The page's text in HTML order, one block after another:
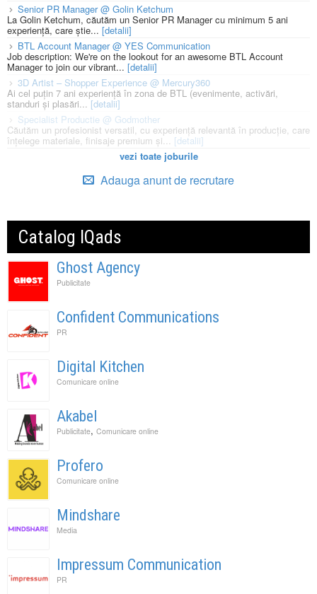
Senior PR Manager @ Golin Ketchum
La Golin Ketchum, căutăm un Senior PR Manager cu minimum 5 ani
experiență, care știe... [detalii]
BTL Account Manager @ YES Communication
Job description: We're on the lookout for an awesome BTL Account
Manager to join our vibrant... [detalii]
3D Artist – Shopper Experience @ Mercury360
Ai cel puțin 7 ani experiență în zona de BTL (evenimente, activări,
standuri și plasări...[detalii]
Specialist Productie @ Godmother
Căutăm un profesionist versatil, cu experiență relevantă în producție, care
înțelege materiale, finisaje premium și... [detalii]
vezi toate joburile
Adauga anunt de recrutare
Catalog IQads
Ghost Agency
Publicitate
Confident Communications
PR
Digital Kitchen
Comunicare online
Akabel
Publicitate, Comunicare online
Profero
Comunicare online
Mindshare
Media
Impressum Communication
PR